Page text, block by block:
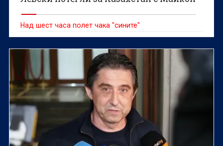
Над шест часа полет чака "сините"